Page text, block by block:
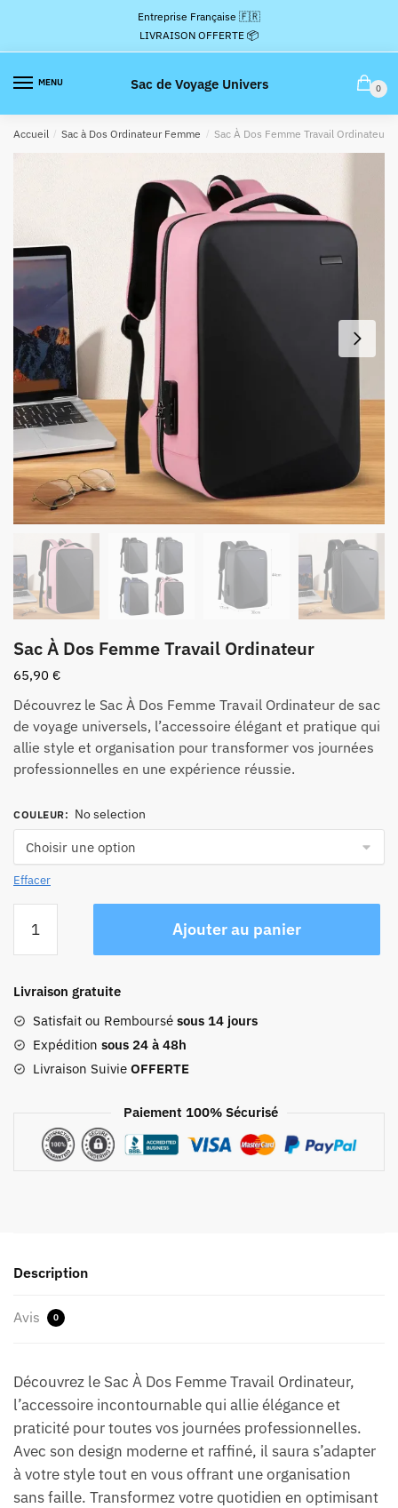
la
navigation
contenu
Entreprise Française 🇫🇷
LIVRAISON OFFERTE 📦
MENU Sac de Voyage Univers 0
Accueil / Sac à Dos Ordinateur Femme / Sac À Dos Femme Travail Ordinateur
Sac À Dos Femme Travail Ordinateur
65,90 €
Découvrez le Sac À Dos Femme Travail Ordinateur de sac
de voyage universels, l’accessoire élégant et pratique qui
allie style et organisation pour transformer vos journées
professionnelles en une expérience réussie.
COULEUR: No selection
Effacer
Sac
Dos
Femme
Travail
Ordinateur
Ajouter au panier
Livraison gratuite
Satisfait ou Remboursé sous 14 jours
Expédition sous 24 à 48h
Livraison Suivie OFFERTE
Paiement 100% Sécurisé
Description
Avis 0
Découvrez le Sac À Dos Femme Travail Ordinateur,
l’accessoire incontournable qui allie élégance et
praticité pour toutes vos journées professionnelles.
Avec son design moderne et raffiné, il saura s’adapter
à votre style tout en vous offrant une organisation
sans faille. Transformez votre quotidien en optimisant